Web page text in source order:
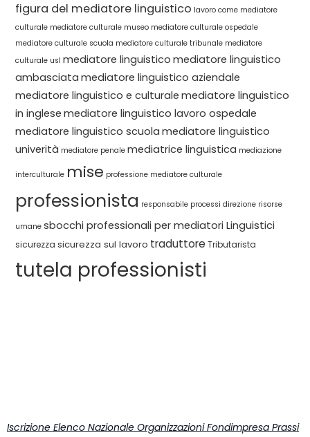
figura del mediatore linguistico lavoro come mediatore
culturale mediatore culturale museo mediatore culturale ospedale
mediatore culturale scuola mediatore culturale tribunale mediatore
culturale usl mediatore linguistico mediatore linguistico
ambasciata mediatore linguistico aziendale
mediatore linguistico e culturale mediatore linguistico
in inglese mediatore linguistico lavoro ospedale
mediatore linguistico scuola mediatore linguistico
univerità mediatore penale mediatrice linguistica mediazione
interculturale mise professione mediatore culturale
professionista responsabile processi direzione risorse
umane sbocchi professionali per mediatori Linguistici
sicurezza sicurezza sul lavoro traduttore Tributarista
tutela professionisti
Iscrizione Elenco Nazionale Organizzazioni Fondimpresa Prassi